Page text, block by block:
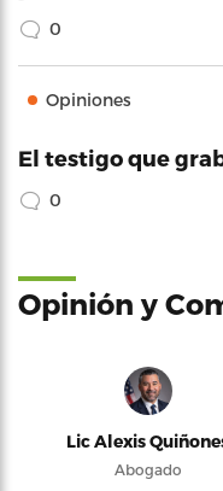
0
Opiniones
El testigo que
0
Opinión y
Lic Alexis
Abogado